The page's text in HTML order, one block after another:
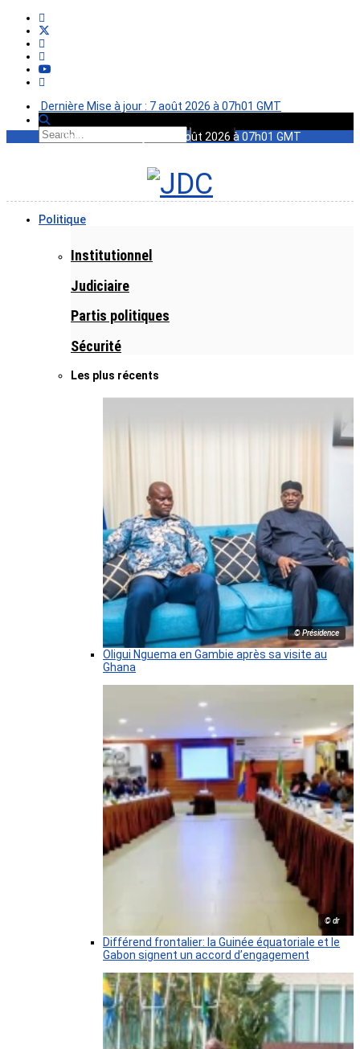
Dernière Mise à jour : 7 août 2026 à 07h01 GMT
Dernière Mise à jour : 7 août 2026 à 07h01 GMT
Politique
Institutionnel
Judiciaire
Partis politiques
Sécurité
Les plus récents
© Présidence
Oligui Nguema en Gambie après sa visite au
Ghana
© dr
Différend frontalier: la Guinée équatoriale et le
Gabon signent un accord d’engagement